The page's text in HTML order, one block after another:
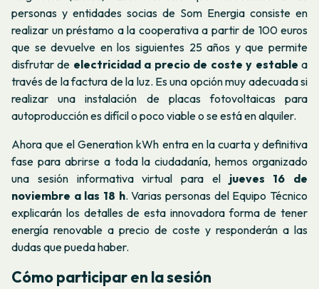
personas y entidades socias de Som Energia consiste en
realizar un préstamo a la cooperativa a partir de 100 euros
que se devuelve en los siguientes 25 años y que permite
disfrutar de electricidad a precio de coste y estable a
través de la factura de la luz. Es una opción muy adecuada si
realizar una instalación de placas fotovoltaicas para
autoproducción es difícil o poco viable o se está en alquiler.
Ahora que el Generation kWh entra en la cuarta y definitiva
fase para abrirse a toda la ciudadanía, hemos organizado
una sesión informativa virtual para el jueves 16 de
noviembre a las 18 h. Varias personas del Equipo Técnico
explicarán los detalles de esta innovadora forma de tener
energía renovable a precio de coste y responderán a las
dudas que pueda haber.
Cómo participar en la sesión